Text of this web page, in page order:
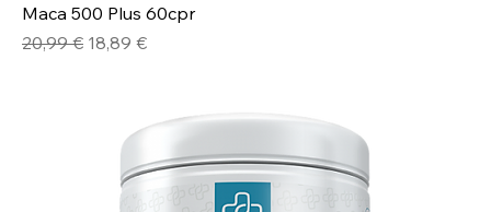
Maca 500 Plus 60cpr
Prezzo regolare
20,99 € Prezzo scontato
18,89 €